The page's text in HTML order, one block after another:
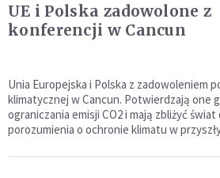
UE i Polska zadowolone z
konferencji w Cancun
Unia Europejska i Polska z zadowoleniem
klimatycznej w Cancun. Potwierdzają one
ograniczania emisji CO2 i mają zbliżyć
porozumienia o ochronie klimatu w